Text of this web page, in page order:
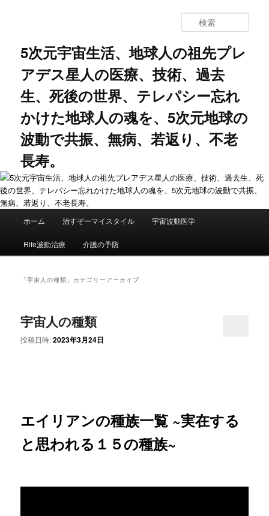
5次元宇宙生活、地球人の祖先プレ
アデス星人の医療、技術、過去
生、死後の世界、テレパシー忘れ
かけた地球人の魂を、5次元地球の
波動で共振、無病、若返り、不老
長寿。
索
メ
ホーム 治すぞーマイスタイル 宇宙波動医学
Rife波動治療 介護の予防
「宇宙人の種類 」カテゴリーアーカイブ
宇宙人の種類
投稿日時:2023年3月24日
エイリアンの種族一覧 ~実在する
と思われる１５の種族~